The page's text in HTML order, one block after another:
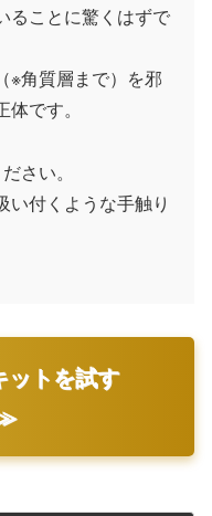
ることに驚くはずで
※角質層まで）を邪
です。
さい。
い付くような手触り
ットを試す